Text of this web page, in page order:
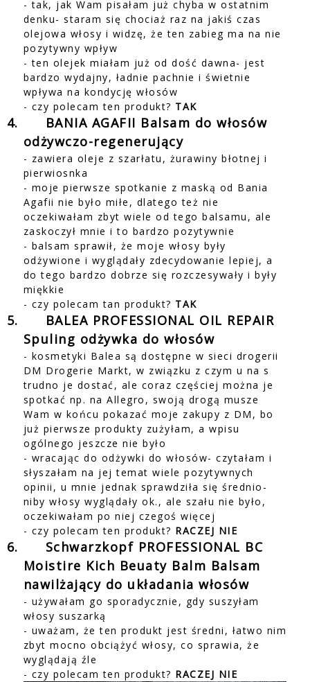
- tak, jak Wam pisałam już chyba w ostatnim
denku- staram się chociaż raz na jakiś czas
olejowa włosy i widzę, że ten zabieg ma na nie
pozytywny wpływ
- ten olejek miałam już od dość dawna- jest
bardzo wydajny, ładnie pachnie i świetnie
wpływa na kondycję włosów
- czy polecam ten produkt? TAK
4.
BANIA AGAFII Balsam do włosów
odżywczo-regenerujący
- zawiera oleje z szarłatu, żurawiny błotnej i
pierwiosnka
- moje pierwsze spotkanie z maską od Bania
Agafii nie było miłe, dlatego też nie
oczekiwałam zbyt wiele od tego balsamu, ale
zaskoczył mnie i to bardzo pozytywnie
- balsam sprawił, że moje włosy były
odżywione i wyglądały zdecydowanie lepiej, a
do tego bardzo dobrze się rozczesywały i były
miękkie
- czy polecam tan produkt? TAK
5.
BALEA PROFESSIONAL OIL REPAIR
Spuling odżywka do włosów
- kosmetyki Balea są dostępne w sieci drogerii
DM Drogerie Markt, w związku z czym u na s
trudno je dostać, ale coraz częściej można je
spotkać np. na Allegro, swoją drogą musze
Wam w końcu pokazać moje zakupy z DM, bo
już pierwsze produkty zużyłam, a wpisu
ogólnego jeszcze nie było
- wracając do odżywki do włosów- czytałam i
słyszałam na jej temat wiele pozytywnych
opinii, u mnie jednak sprawdziła się średnio-
niby włosy wyglądały ok., ale szału nie było,
oczekiwałam po niej czegoś więcej
- czy polecam ten produkt? RACZEJ NIE
6.
Schwarzkopf PROFESSIONAL BC
Moistire Kich Beuaty Balm Balsam
nawilżający do układania włosów
- używałam go sporadycznie, gdy suszyłam
włosy suszarką
- uważam, że ten produkt jest średni, łatwo nim
zbyt mocno obciążyć włosy, co sprawia, że
wyglądają źle
- czy polecam ten produkt? RACZEJ NIE